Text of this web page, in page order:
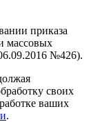
приказа
массовых
№426).
своих
ваших
.